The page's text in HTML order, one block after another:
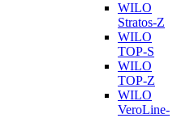
WILO
Stratos-Z
WILO
TOP-S
WILO
TOP-Z
WILO
VeroLine-